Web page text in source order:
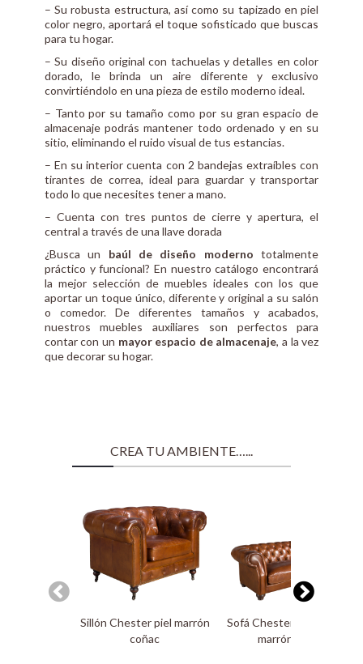
– Su robusta estructura, así como su tapizado en piel
color negro, aportará el toque sofisticado que buscas
para tu hogar.
– Su diseño original con tachuelas y detalles en color
dorado, le brinda un aire diferente y exclusivo
convirtiéndolo en una pieza de estilo moderno ideal.
– Tanto por su tamaño como por su gran espacio de
almacenaje podrás mantener todo ordenado y en su
sitio, eliminando el ruido visual de tus estancias.
– En su interior cuenta con 2 bandejas extraíbles con
tirantes de correa, ideal para guardar y transportar
todo lo que necesites tener a mano.
– Cuenta con tres puntos de cierre y apertura, el
central a través de una llave dorada
¿Busca un baúl de diseño moderno totalmente
práctico y funcional? En nuestro catálogo encontrará
la mejor selección de muebles ideales con los que
aportar un toque único, diferente y original a su salón
o comedor. De diferentes tamaños y acabados,
nuestros muebles auxiliares son perfectos para
contar con un mayor espacio de almacenaje, a la vez
que decorar su hogar.
CREA TU AMBIENTE…...
Sillón Chester piel marrón
coñac
Sofá Chester 3 plazas piel
marrón coñac